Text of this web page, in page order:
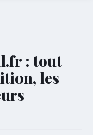
: tout
les